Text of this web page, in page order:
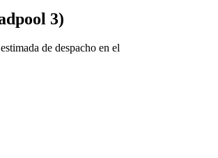
3)
de despacho en el